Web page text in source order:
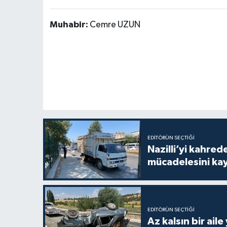
Muhabir: Cemre UZUN
EDITÖRÜN SEÇTIĞI
Nazilli’yi
mücadelesini
EDITÖRÜN SEÇTIĞI
Az kalsın bir